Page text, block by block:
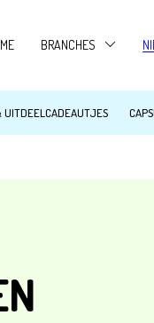
BRANCHES
CAMPINGS
TANDARTSEN
ZWEMBADEN
UITDEELCADEAUTJES